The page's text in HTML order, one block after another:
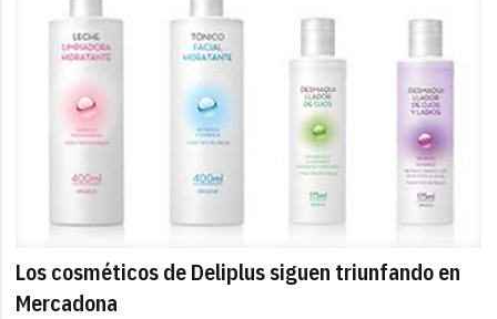
Los cosméticos de Deliplus siguen triunfando en
Mercadona